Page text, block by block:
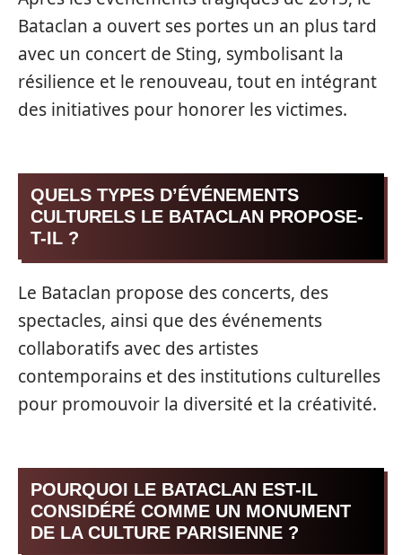
Bataclan a ouvert ses portes un an plus tard
avec un concert de Sting, symbolisant la
résilience et le renouveau, tout en intégrant
des initiatives pour honorer les victimes.
QUELS TYPES D’ÉVÉNEMENTS
CULTURELS LE BATACLAN PROPOSE-
T-IL ?
Le Bataclan propose des concerts, des
spectacles, ainsi que des événements
collaboratifs avec des artistes
contemporains et des institutions culturelles
pour promouvoir la diversité et la créativité.
POURQUOI LE BATACLAN EST-IL
CONSIDÉRÉ COMME UN MONUMENT
DE LA CULTURE PARISIENNE ?